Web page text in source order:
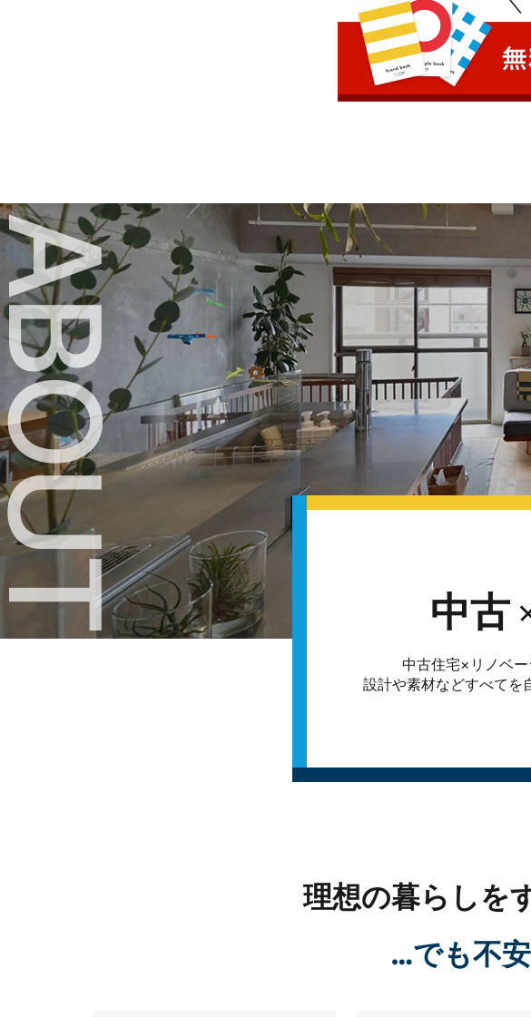
中古
中古住宅×リノベー
設計や素材などすべてを
理想の暮らしを
…でも不